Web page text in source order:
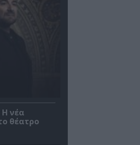
νέα
θέατρο